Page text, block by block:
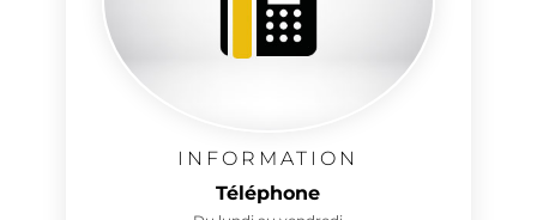
INFORMATION
Téléphone